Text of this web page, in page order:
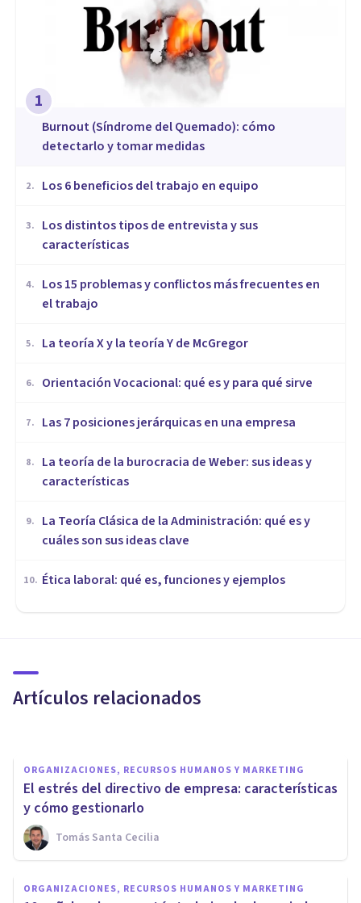
1
Burnout (Síndrome del Quemado): cómo
detectarlo y tomar medidas
2. ​Los 6 beneficios del trabajo en equipo
3.
​Los distintos tipos de entrevista y sus
características
4.
​Los 15 problemas y conflictos más frecuentes en
el trabajo
5. La teoría X y la teoría Y de McGregor
6. Orientación Vocacional: qué es y para qué sirve
7. Las 7 posiciones jerárquicas en una empresa
8.
La teoría de la burocracia de Weber: sus ideas y
características
9.
La Teoría Clásica de la Administración: qué es y
cuáles son sus ideas clave
10. Ética laboral: qué es, funciones y ejemplos
Artículos relacionados
7 habilidades profesionales
emprender
ORGANIZACIONES, RECURSOS HUMANOS Y MARKETING
El estrés del directivo de empresa: características
y cómo gestionarlo
Tomás Santa Cecilia
ORGANIZACIONES, RECURSOS HUMANOS Y MARKETING